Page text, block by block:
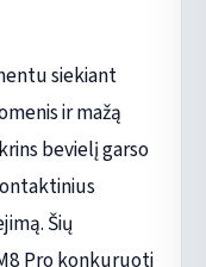
siekiant
ir mažą
bevielį garso
Šių
Pro konkuruoti